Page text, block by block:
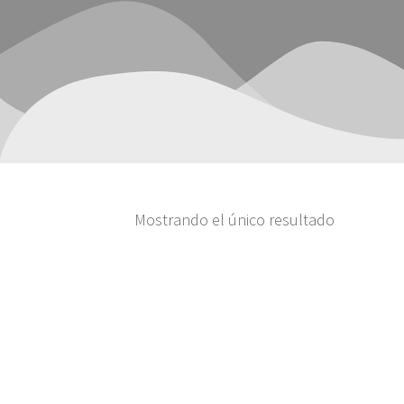
Mostrando el único resultado